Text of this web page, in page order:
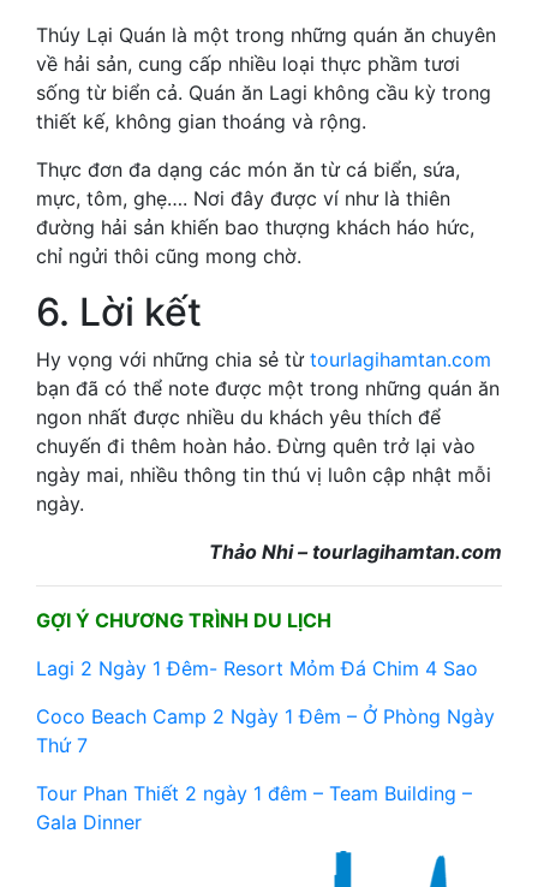
Thúy Lại Quán là một trong những quán ăn chuyên
về hải sản, cung cấp nhiều loại thực phầm tươi
sống từ biển cả. Quán ăn Lagi không cầu kỳ trong
thiết kế, không gian thoáng và rộng.
Thực đơn đa dạng các món ăn từ cá biển, sứa,
mực, tôm, ghẹ…. Nơi đây được ví như là thiên
đường hải sản khiến bao thượng khách háo hức,
chỉ ngửi thôi cũng mong chờ.
6. Lời kết
Hy vọng với những chia sẻ từ tourlagihamtan.com
bạn đã có thể note được một trong những quán ăn
ngon nhất được nhiều du khách yêu thích để
chuyến đi thêm hoàn hảo. Đừng quên trở lại vào
ngày mai, nhiều thông tin thú vị luôn cập nhật mỗi
ngày.
Thảo Nhi – tourlagihamtan.com
GỢI Ý CHƯƠNG TRÌNH DU LỊCH
Lagi 2 Ngày 1 Đêm- Resort Mỏm Đá Chim 4 Sao
Coco Beach Camp 2 Ngày 1 Đêm – Ở Phòng Ngày
Thứ 7
Tour Phan Thiết 2 ngày 1 đêm – Team Building –
Gala Dinner